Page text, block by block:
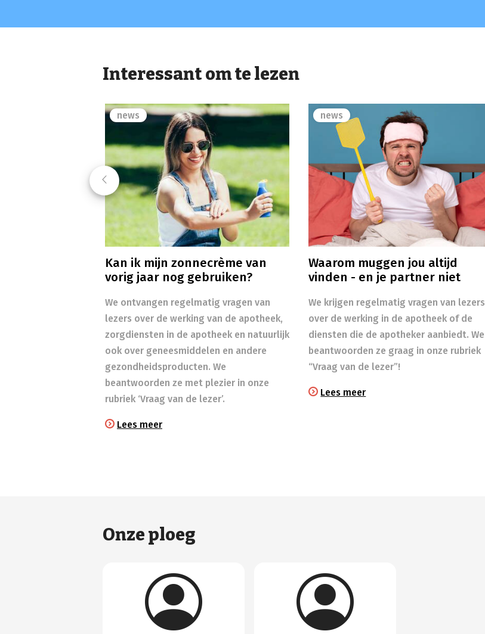
Interessant om te lezen
Previous
news
Kan ik mijn zonnecrème van
vorig jaar nog gebruiken?
We ontvangen regelmatig vragen van
lezers over de werking van de apotheek,
zorgdiensten in de apotheek en natuurlijk
ook over geneesmiddelen en andere
gezondheidsproducten. We
beantwoorden ze met plezier in onze
rubriek ‘Vraag van de lezer’.
Lees meer
news
Waarom muggen jou altijd
vinden - en je partner niet
We krijgen regelmatig vragen van lezers
over de werking in de apotheek of de
diensten die de apotheker aanbiedt. We
beantwoorden ze graag in onze rubriek
“Vraag van de lezer”!
Lees meer
Onze ploeg